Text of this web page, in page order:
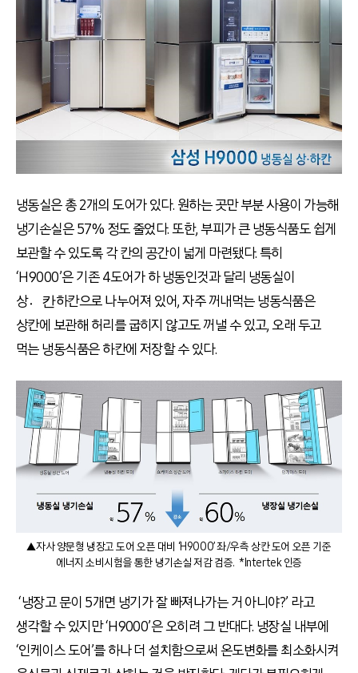
냉동실은 총 2개의 도어가 있다. 원하는 곳만 부분 사용이 가능해
냉기손실은 57% 정도 줄었다. 또한, 부피가 큰 냉동식품도 쉽게
보관할 수 있도록 각 칸의 공간이 넓게 마련됐다. 특히
‘H9000’은 기존 4도어가 하 냉동인것과 달리 냉동실이
상칸〮하칸으로 나누어져 있어, 자주 꺼내먹는 냉동식품은
상칸에 보관해 허리를 굽히지 않고도 꺼낼 수 있고, 오래 두고
먹는 냉동식품은 하칸에 저장할 수 있다.
▲자사 양문형 냉장고 도어 오픈 대비 ‘H9000’ 좌/우측 상칸 도어 오픈 기준
에너지 소비시험을 통한 냉기손실 저감 검증. *Intertek 인증
‘냉장고 문이 5개면 냉기가 잘 빠져나가는 거 아니야?’ 라고
생각할 수 있지만 ‘H9000’은 오히려 그 반대다. 냉장실 내부에
‘인케이스 도어’를 하나 더 설치함으로써 온도변화를 최소화시켜